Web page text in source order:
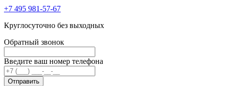
+7 495 981-57-67
Круглосуточно без выходных
Обратный звонок
Введите ваш номер телефона